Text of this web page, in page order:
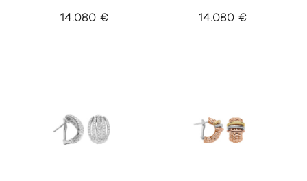
14.080 € 14.080 €